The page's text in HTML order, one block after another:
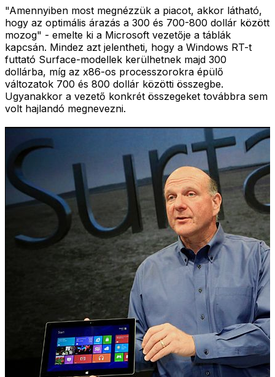
"Amennyiben most megnézzük a piacot, akkor látható,
hogy az optimális árazás a 300 és 700-800 dollár között
mozog" - emelte ki a Microsoft vezetője a táblák
kapcsán. Mindez azt jelentheti, hogy a Windows RT-t
futtató Surface-modellek kerülhetnek majd 300
dollárba, míg az x86-os processzorokra épülő
változatok 700 és 800 dollár közötti összegbe.
Ugyanakkor a vezető konkrét összegeket továbbra sem
volt hajlandó megnevezni.